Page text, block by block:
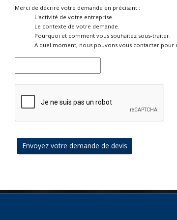
Merci de décrire votre demande en précisant :
L'activité de votre entreprise.
Le contexte de votre demande.
Pourquoi et comment vous souhaitez sous-traiter.
A quel moment, nous pouvons vous contacter pour